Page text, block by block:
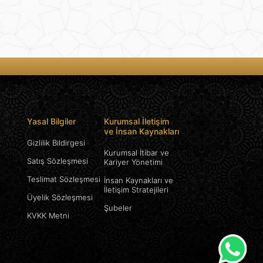
Yasal Bilgiler
Gizlilik Bildirgesi
Satış Sözleşmesi
Teslimat Sözleşmesi
Üyelik Sözleşmesi
KVKK Metni
Kurumsal İletişim
ve İnsan Kaynakları
Kurumsal İtibar ve
Kariyer Yönetimi
İnsan Kaynakları ve
İletişim Stratejileri
Şubeler